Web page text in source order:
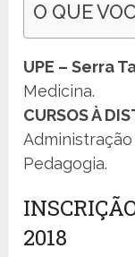
O QUE
UPE – Serra
Medicina.
CURSOS À
Pedagogia.
2018